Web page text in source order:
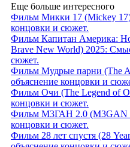
Еще больше интересного
Фильм Микки 17 (Mickey
концовки и сюжет.
Фильм Капитан Америка:
Brave New World) 2025:
сюжет.
Фильм Мудрые парни (The
объяснение концовки и
Фильм Очи (The Legend of
концовки и сюжет.
Фильм М3ГАН 2.0 (M3GAN
концовки и сюжет.
Фильм 28 лет спустя (28